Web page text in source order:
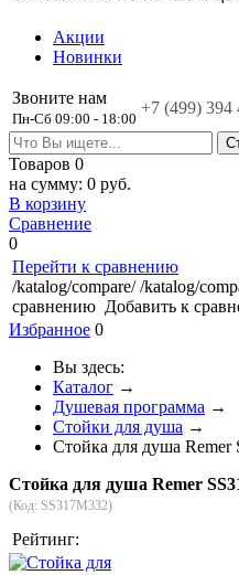
Акции
Новинки
Звоните нам
Пн-Сб 09:00 - 18:00
+7 (499) 394
Товаров 0
на сумму: 0 руб.
В корзину
Сравнение
0
Перейти к сравнению
/katalog/compare/ /katalog/
сравнению Добавить к
Избранное 0
Вы здесь:
Каталог →
Душевая программа →
Стойки для душа →
Стойка для душа
Стойка для душа Remer
(Код: SS317M332)
Рейтинг: